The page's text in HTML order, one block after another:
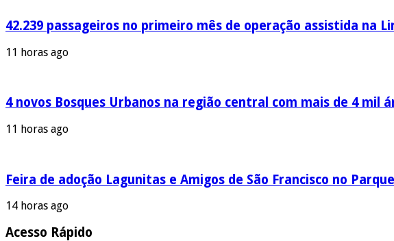
42.239 passageiros no primeiro mês de operação assistida na
11 horas ago
4 novos Bosques Urbanos na região central com mais de 4 mil
11 horas ago
Feira de adoção Lagunitas e Amigos de São Francisco no
14 horas ago
Acesso Rápido